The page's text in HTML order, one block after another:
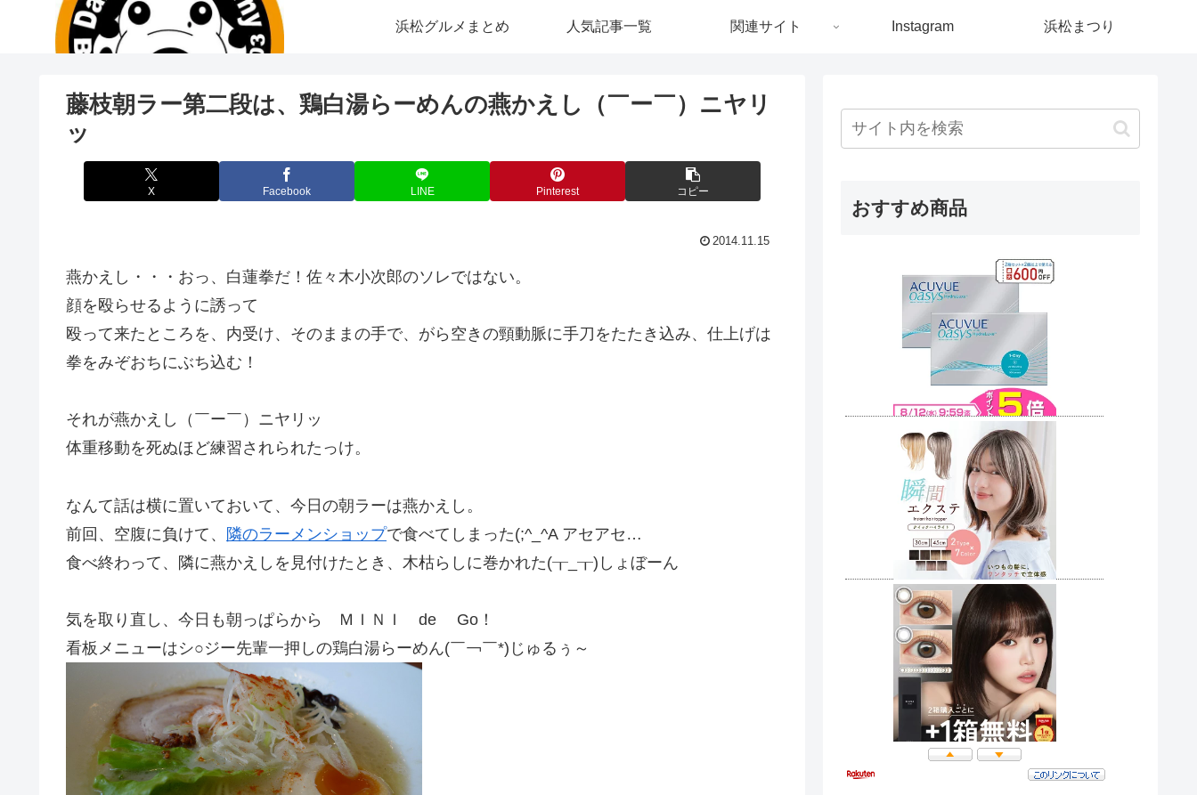
浜松グルメまとめ 人気記事一覧 関連サイト Instagram 浜松まつり
藤枝朝ラー第二段は、鶏白湯らーめんの燕かえし（￣ー￣）ニヤリ
ッ
X Facebook LINE Pinterest コピー
2014.11.15
燕かえし・・・おっ、白蓮拳だ！佐々木小次郎のソレではない。
顔を殴らせるように誘って
殴って来たところを、内受け、そのままの手で、がら空きの頸動脈に手刀をたたき込み、仕上げは
拳をみぞおちにぶち込む！
それが燕かえし（￣ー￣）ニヤリッ
体重移動を死ぬほど練習されられたっけ。
なんて話は横に置いておいて、今日の朝ラーは燕かえし。
前回、空腹に負けて、 隣のラーメンショップで食べてしまった(;^_^A アセアセ…
食べ終わって、隣に燕かえしを見付けたとき、木枯らしに巻かれた(┰_┰)しょぼーん
気を取り直し、今日も朝っぱらから ＭＩＮＩ de Go！
看板メニューはシ○ジー先輩一押しの鶏白湯らーめん(￣￢￣*)じゅるぅ～
おすすめ商品